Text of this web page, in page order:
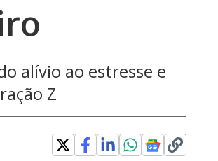
alívio ao estresse e
Z